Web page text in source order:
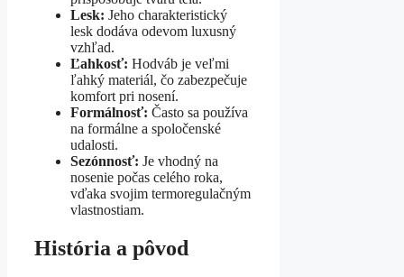
Lesk: Jeho charakteristický
lesk dodáva odevom luxusný
vzhľad.
Ľahkosť: Hodváb je veľmi
ľahký materiál, čo zabezpečuje
komfort pri nosení.
Formálnosť: Často sa používa
na formálne a spoločenské
udalosti.
Sezónnosť: Je vhodný na
nosenie počas celého roka,
vďaka svojim termoregulačným
vlastnostiam.
História a pôvod